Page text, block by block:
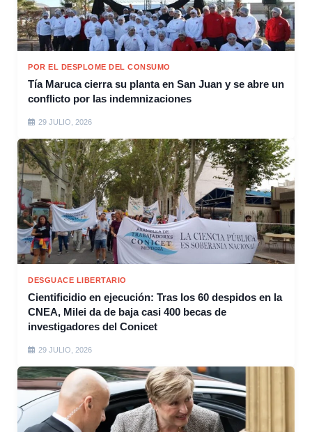
POR EL DESPLOME DEL CONSUMO
Tía Maruca cierra su planta en San Juan y se abre un
conflicto por las indemnizaciones
29 JULIO, 2026
DESGUACE LIBERTARIO
Cientificidio en ejecución: Tras los 60 despidos en la
CNEA, Milei da de baja casi 400 becas de
investigadores del Conicet
29 JULIO, 2026